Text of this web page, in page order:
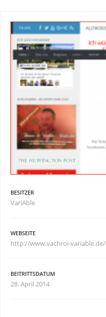
BESITZER
VariAble
WEBSEITE
http://www.vachroi-variable.de/
BEITRITTSDATUM
28. April 2014